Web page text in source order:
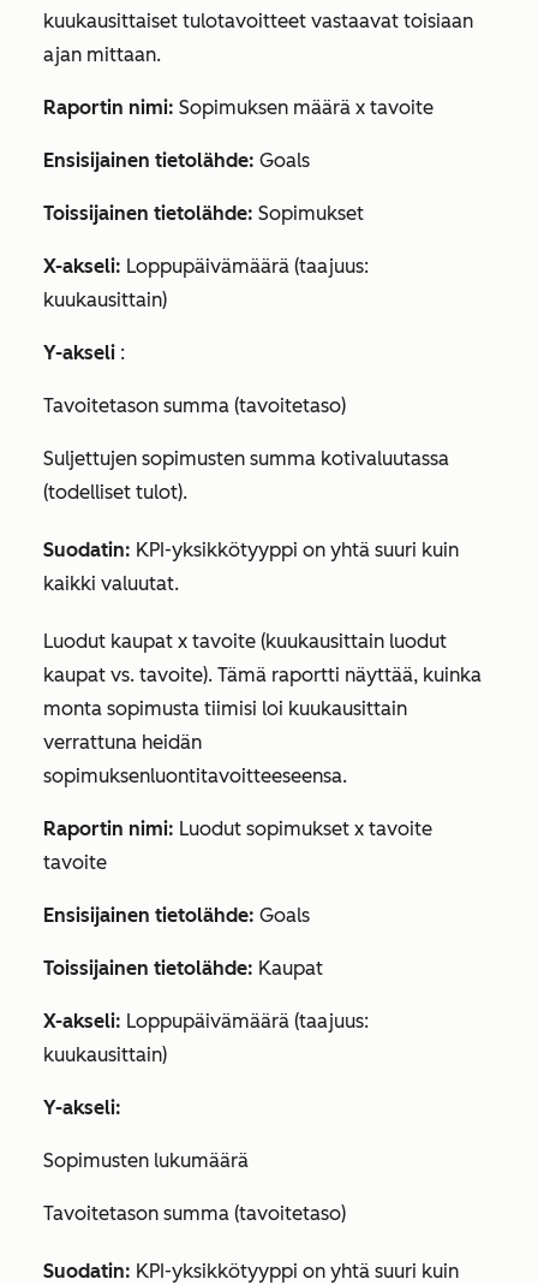
kuukausittaiset tulotavoitteet vastaavat toisiaan
ajan mittaan.
Raportin nimi: Sopimuksen määrä x tavoite
Ensisijainen tietolähde: Goals
Toissijainen tietolähde: Sopimukset
X-akseli: Loppupäivämäärä (taajuus:
kuukausittain)
Y-akseli :
Tavoitetason summa (tavoitetaso)
Suljettujen sopimusten summa kotivaluutassa
(todelliset tulot).
Suodatin: KPI-yksikkötyyppi on yhtä suuri kuin
kaikki valuutat.
Luodut kaupat x tavoite (kuukausittain luodut
kaupat vs. tavoite). Tämä raportti näyttää, kuinka
monta sopimusta tiimisi loi kuukausittain
verrattuna heidän
sopimuksenluontitavoitteeseensa.
Raportin nimi: Luodut sopimukset x tavoite
tavoite
Ensisijainen tietolähde: Goals
Toissijainen tietolähde: Kaupat
X-akseli: Loppupäivämäärä (taajuus:
kuukausittain)
Y-akseli:
Sopimusten lukumäärä
Tavoitetason summa (tavoitetaso)
Suodatin: KPI-yksikkötyyppi on yhtä suuri kuin